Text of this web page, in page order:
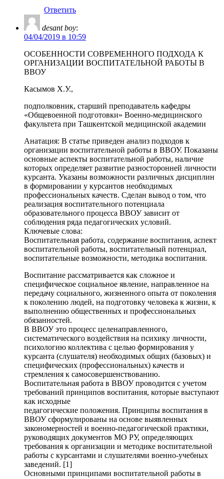
Ответить
desant boy:
04/04/2019 в 10:59
ОСОБЕННОСТИ СОВРЕМЕННОГО ПОДХОДА К
ОРГАНИЗАЦИИ ВОСПИТАТЕЛЬНОЙ РАБОТЫ В
ВВОУ
Касымов Х.У.,
подполковник, старший преподаватель кафедры
«Общевоенной подготовки» Военно-медицинского
факультета при Ташкентской медицинской академии
Анатация: В статье приведен анализ подходов к
организации воспитательной работы в ВВОУ. Показаны
основные аспекты воспитательной работы, наличие
которых определяет развитие разносторонней личности
курсанта. Указаны возможности различных дисциплин
в формировании у курсантов необходимых
профессиональных качеств. Сделан вывод о том, что
реализация воспитательного потенциала
образовательного процесса ВВОУ зависит от
соблюдения ряда педагогических условий.
Ключевые слова:
Воспитательная работа, содержание воспитания, аспект
воспитательной работы, воспитательный потенциал,
воспитательные возможности, методика воспитания.
Воспитание рассматривается как сложное и
специфическое социальное явление, направленное на
передачу социального, жизненного опыта от поколения
к поколению людей, на подготовку человека к жизни, к
выполнению общественных и профессиональных
обязанностей.
В ВВОУ это процесс целенаправленного,
систематического воздействия на психику личности,
психологию коллектива с целью формирования у
курсанта (слушателя) необходимых общих (базовых) и
специфических (профессиональных) качеств и
стремления к самосовершенствованию.
Воспитательная работа в ВВОУ проводится с учетом
требований принципов воспитания, которые выступают
как исходные
педагогические положения. Принципы воспитания в
ВВОУ сформулированы на основе выявленных
закономерностей и военно-педагогической практики,
руководящих документов МО РУ, определяющих
требования к организации и методике воспитательной
работы с курсантами и слушателями военно-учебных
заведений. [1]
Основными принципами воспитательной работы в